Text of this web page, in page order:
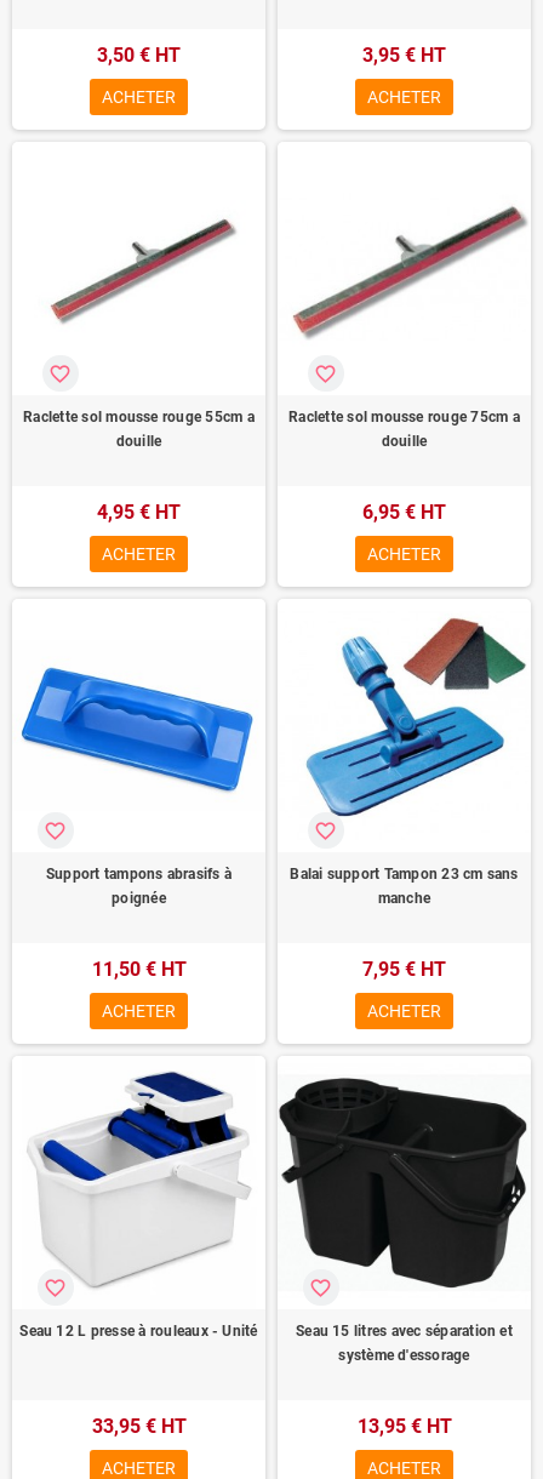
3,50 € HT
ACHETER
3,95 € HT
ACHETER
Raclette sol mousse rouge 55cm a
douille
favorite_border
4,95 € HT
ACHETER
Raclette sol mousse rouge 75cm a
douille
favorite_border
6,95 € HT
ACHETER
Support tampons abrasifs à
poignée
favorite_border
11,50 € HT
ACHETER
Balai support Tampon 23 cm sans
manche
favorite_border
7,95 € HT
ACHETER
Seau 12 L presse à rouleaux - Unité
favorite_border
33,95 € HT
ACHETER
Seau 15 litres avec séparation et
système d'essorage
favorite_border
13,95 € HT
ACHETER